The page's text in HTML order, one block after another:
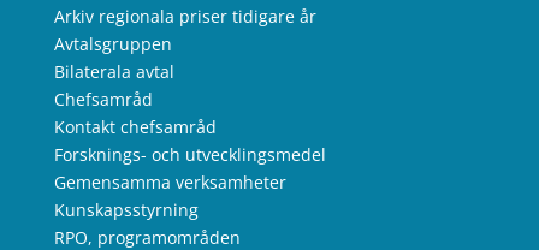
Arkiv regionala priser tidigare år
Avtalsgruppen
Bilaterala avtal
Chefsamråd
Kontakt chefsamråd
Forsknings- och utvecklingsmedel
Gemensamma verksamheter
Kunskapsstyrning
RPO, programområden